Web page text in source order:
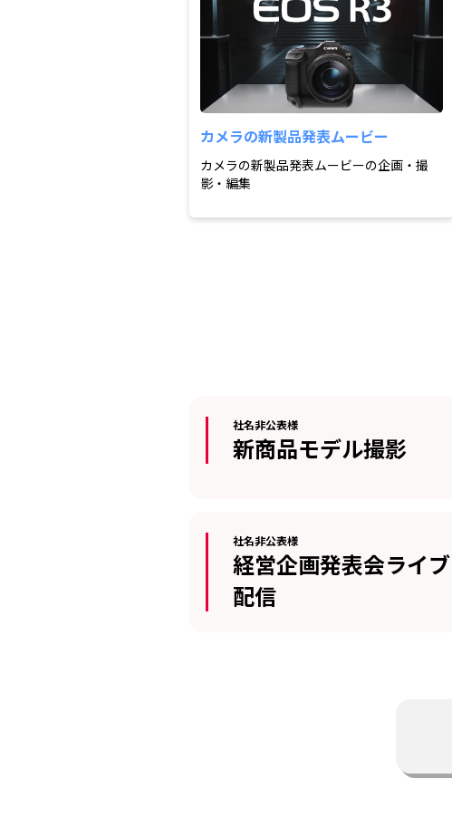
カメラの新製品発表ムービー
カメラの新製品発表ムービーの企画・撮
影・編集
社名非公表様
新商品モデル撮影
社名非公表様
経営企画発表会ライブ
配信